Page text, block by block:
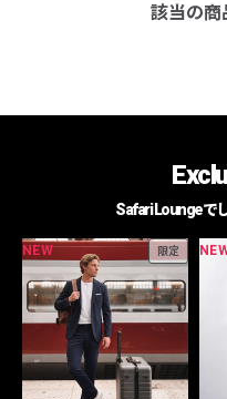
該当の商
Safari Loungeで
NEW 限定